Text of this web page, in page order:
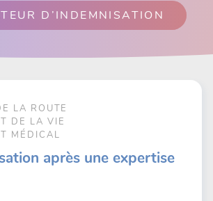
D’INDEMNISATION
LA ROUTE
DE LA VIE
MÉDICAL
après une expertise